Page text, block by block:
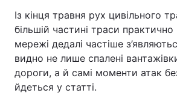
Із кінця травня рух цивільного
більшій частині траси
мережі дедалі частіше
видно не лише спалені
дороги, а й самі моменти атак
йдеться у статті.